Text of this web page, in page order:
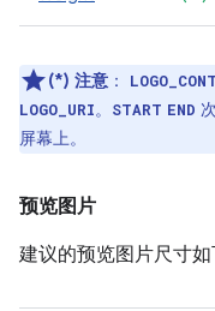
(*) 注意 ：
LOGO_URI。 START END
屏幕上。
预览图片
建议的预览图片尺寸如